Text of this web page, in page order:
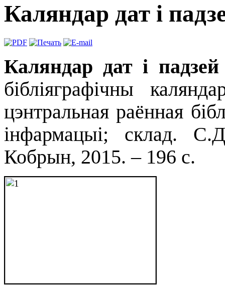
Каляндар дат і
Каляндар дат і
бібліяграфічны
цэнтральная раённая
інфармацыі; склад.
Кобрын, 2015. – 196 с.